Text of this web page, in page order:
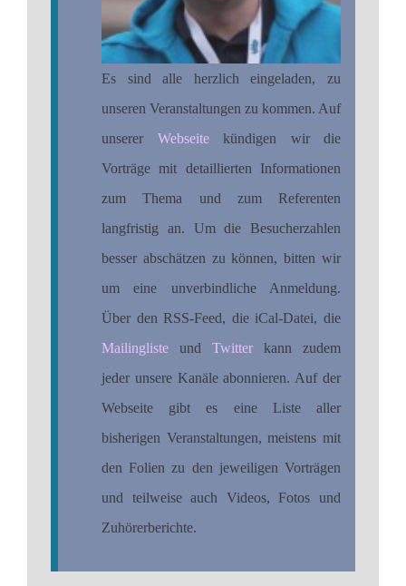
Es sind alle herzlich eingeladen, zu
unseren Veranstaltungen zu kommen. Auf
unserer Webseitekündigen wir die
Vorträge mit detaillierten Informationen
zum Thema und zum Referenten
langfristig an. Um die Besucherzahlen
besser abschätzen zu können, bitten wir
um eine unverbindliche Anmeldung.
Über den RSS-Feed, die iCal-Datei, die
Mailingliste und Twitter kann zudem
jeder unsere Kanäle abonnieren. Auf der
Webseite gibt es eine Liste aller
bisherigen Veranstaltungen, meistens mit
den Folien zu den jeweiligen Vorträgen
und teilweise auch Videos, Fotos und
Zuhörerberichte.